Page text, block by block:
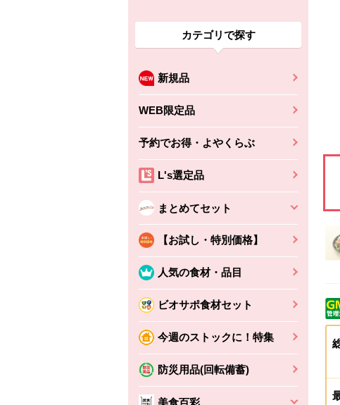
カテゴリで探す
新規品
WEB限定品
予約でお得・よやくらぶ
L's選定品
まとめてセット
【お試し・特別価格】
人気の食材・品目
ビオサポ食材セット
今週のストックに！特集
防災用品(回転備蓄)
美食百彩